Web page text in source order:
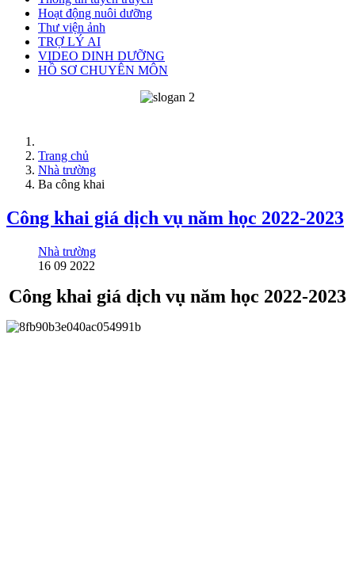
Hoạt động nuôi dưỡng
Thư viện ảnh
TRỢ LÝ AI
VIDEO DINH DƯỠNG
HỒ SƠ CHUYÊN MÔN
Trang chủ
Nhà trường
Ba công khai
Công khai giá dịch vụ năm học 2022-2023
Nhà trường
16 09 2022
Công khai giá dịch vụ năm học 2022-2023